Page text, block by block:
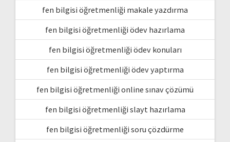
fen bilgisi öğretmenliği makale yazdırma
fen bilgisi öğretmenliği ödev hazırlama
fen bilgisi öğretmenliği ödev konuları
fen bilgisi öğretmenliği ödev yaptırma
fen bilgisi öğretmenliği online sınav çözümü
fen bilgisi öğretmenliği slayt hazırlama
fen bilgisi öğretmenliği soru çözdürme